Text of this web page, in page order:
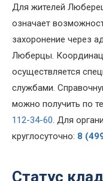
Для жителей
означает
захоронение через
Люберцы.
осуществляется
службами.
можно получить по
112-34-60. Для
круглосуточно: 8
Статус